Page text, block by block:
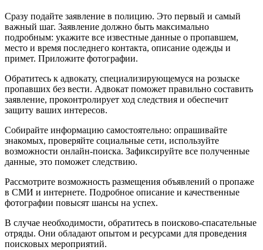
Сразу подайте заявление в полицию. Это первый и самый
важный шаг. Заявление должно быть максимально
подробным: укажите все известные данные о пропавшем,
место и время последнего контакта, описание одежды и
примет. Приложите фотографии.
Обратитесь к адвокату, специализирующемуся на розыске
пропавших без вести. Адвокат поможет правильно составить
заявление, проконтролирует ход следствия и обеспечит
защиту ваших интересов.
Собирайте информацию самостоятельно: опрашивайте
знакомых, проверяйте социальные сети, используйте
возможности онлайн-поиска. Зафиксируйте все полученные
данные, это поможет следствию.
Рассмотрите возможность размещения объявлений о пропаже
в СМИ и интернете. Подробное описание и качественные
фотографии повысят шансы на успех.
В случае необходимости, обратитесь в поисково-спасательные
отряды. Они обладают опытом и ресурсами для проведения
поисковых мероприятий.